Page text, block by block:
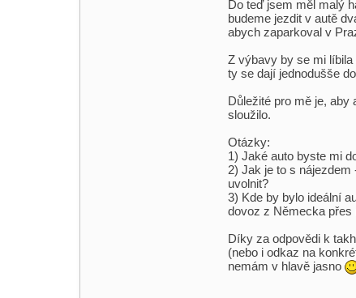
Do teď jsem měl malý
budeme jezdit v autě
abych zaparkoval v
Z výbavy by se mi
ty se dají jednodušše
Důležité pro mě je, aby
sloužilo.
Otázky:
1) Jaké auto byste mi
2) Jak je to s nájezdem
uvolnit?
3) Kde by bylo ideální
dovoz z Německa přes
Díky za odpovědi k
(nebo i odkaz na
nemám v hlavě jasno